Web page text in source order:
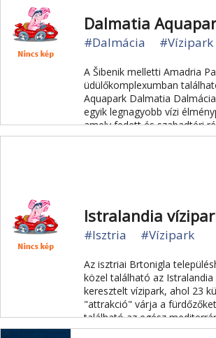
Dalmatia
#Dalmácia #Vízipark
A Šibenik melletti Amadria
üdülőkomplexumban
Aquapark Dalmatia
egyik legnagyobb vízi
amely fedett és szabadtéri
egész évben látogatható.
Istralandia
#Isztria #Vízipark
Az isztriai Brtonigla
közel található az Istralandia
keresztelt vízipark, ahol 23
"attrakció" várja a
található az egész
legnagyobb